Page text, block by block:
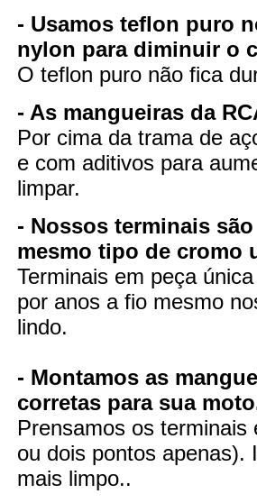
- Usamos teflon puro
nylon para diminuir o
O teflon puro não fica
- As mangueiras da
Por cima da trama de
e com aditivos para
limpar.
- Nossos terminais
mesmo tipo de cromo
Terminais em peça
por anos a fio mesmo
lindo.
- Montamos as
corretas para sua
Prensamos os
ou dois pontos apenas).
mais limpo..